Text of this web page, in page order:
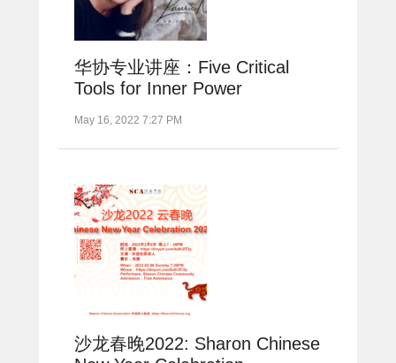
华协专业讲座：Five Critical
Tools for Inner Power
May 16, 2022 7:27 PM
沙龙春晚2022: Sharon Chinese